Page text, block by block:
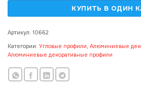
Артикул: 10662
Категории: Угловые профили, Алюминиевые
Алюминиевые декоративные профили